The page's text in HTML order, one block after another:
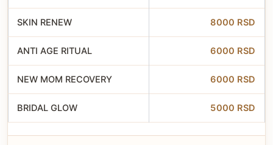
SKIN RENEW 8000 RSD
ANTI AGE RITUAL 6000 RSD
NEW MOM RECOVERY 6000 RSD
BRIDAL GLOW 5000 RSD